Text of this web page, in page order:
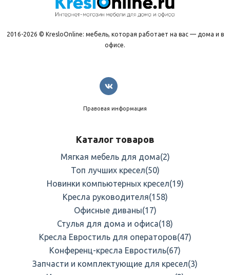
2016-2026 © KresloOnline: мебель, которая работает на вас — дома и в
офисе.
Правовая информация
Каталог товаров
Мягкая мебель для дома(2)
Топ лучших кресел(50)
Новинки компьютерных кресел(19)
Кресла руководителя(158)
Офисные диваны(17)
Стулья для дома и офиса(18)
Кресла Евростиль для операторов(47)
Конференц-кресла Евростиль(67)
Запчасти и комплектующие для кресел(3)